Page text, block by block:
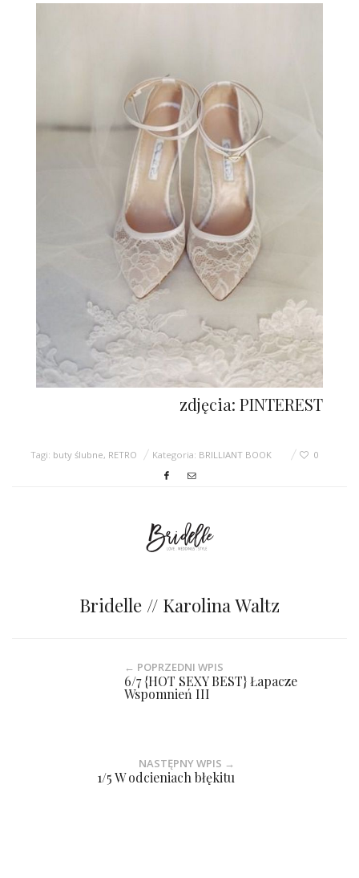
zdjęcia: PINTEREST
Tagi: buty ślubne, RETRO Kategoria: BRILLIANT BOOK 0
Bridelle // Karolina Waltz
← POPRZEDNI WPIS
6/7 {HOT SEXY BEST} Łapacze
Wspomnień III
NASTĘPNY WPIS →
1/5 W odcieniach błękitu